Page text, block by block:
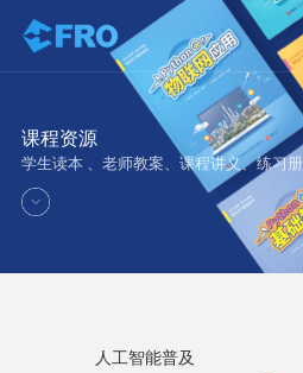
课程资源
学生读本 、老师教案、课程讲义、练习册
人工智能普及